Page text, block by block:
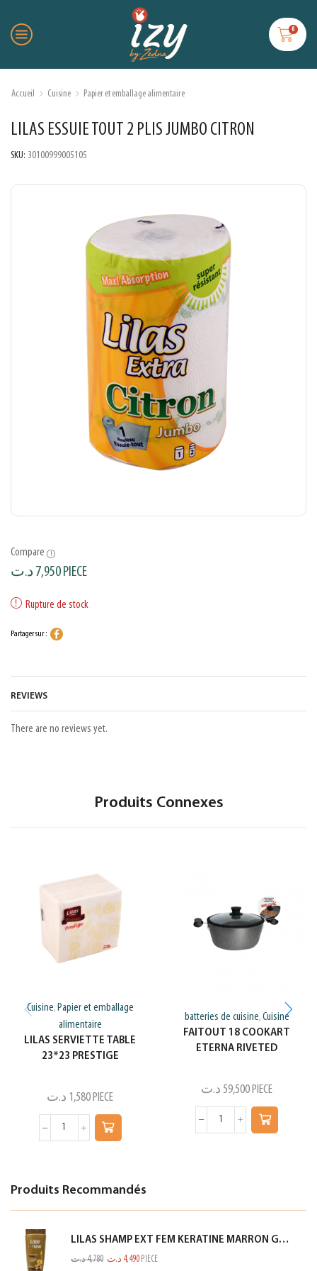
0
Accueil Cuisine Papier et emballage alimentaire
LILAS ESSUIE TOUT 2 PLIS JUMBO CITRON
SKU: 30100999005105
Compare
7,950د.ت PIECE
Rupture de stock
Partager sur :
REVIEWS
There are no reviews yet.
Produits Connexes
Cuisine, Papier et emballage
alimentaire
LILAS SERVIETTE TABLE
23*23 PRESTIGE
1,580 د.ت PIECE
batteries de cuisine, Cuisine
FAITOUT 18 COOKART
ETERNA RIVETED
59,500 د.ت PIECE
Produits Recommandés
LILAS SHAMP EXT FEM KERATINE MARRON GOLD 350ML
4,780د.ت 4,490 د.ت PIECE